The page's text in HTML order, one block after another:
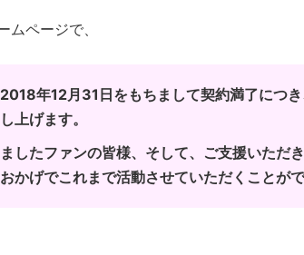
ムページで、
2018年12月31日をもちまして契約満了につ
上げます。
したファンの皆様、そして、ご支援いただ
かげでこれまで活動させていただくことがで